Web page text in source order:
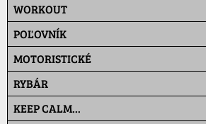
WORKOUT
POĽOVNÍK
MOTORISTICKÉ
RYBÁR
KEEP CALM...